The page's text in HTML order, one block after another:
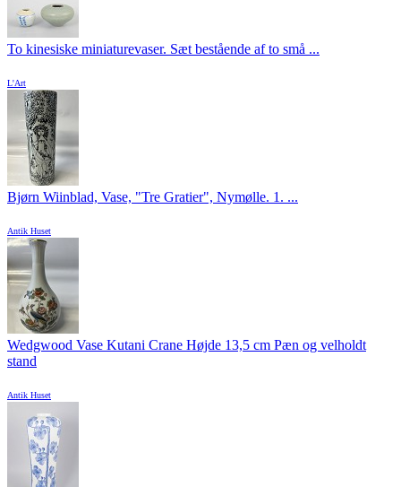
To kinesiske miniaturevaser. Sæt bestående af to små ...
L'Art
Bjørn Wiinblad, Vase, "Tre Gratier", Nymølle. 1. ...
Antik Huset
Wedgwood Vase Kutani Crane Højde 13,5 cm Pæn og velholdt
stand
Antik Huset